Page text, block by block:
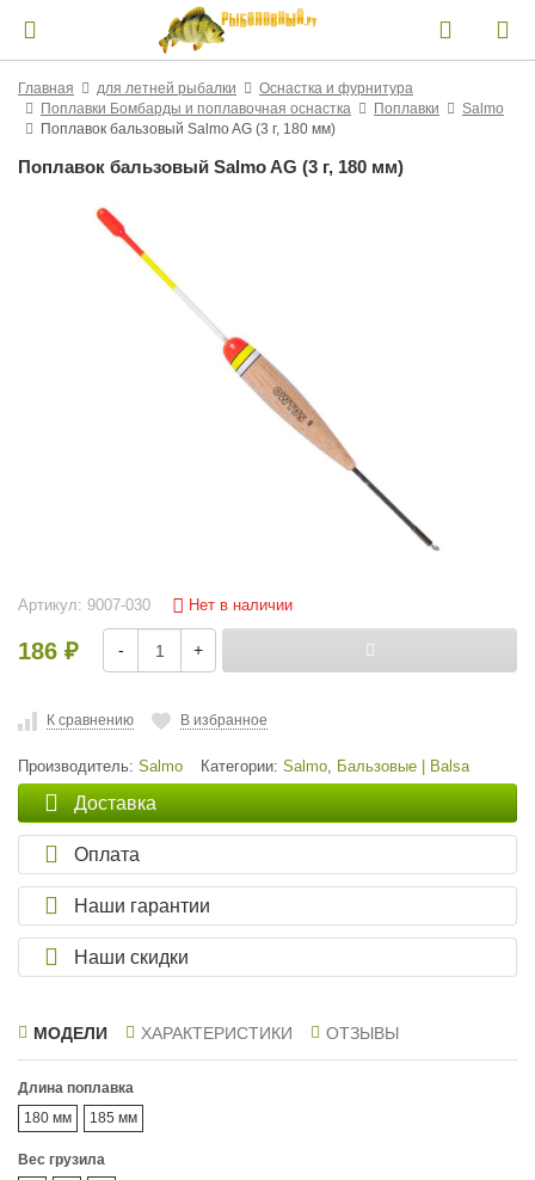
Главная для летней рыбалки
Оснастка и фурнитура
Поплавки Бомбарды и поплавочная оснастка
Поплавки
Salmo
Поплавок бальзовый Salmo AG (3 г, 180 мм)
Поплавок бальзовый Salmo AG (3 г, 180 мм)
Артикул: 9007-030 Нет в наличии
186 ₽ - +
К сравнению В избранное
Производитель: Salmo Категории: Salmo, Бальзовые | Balsa
Доставка
Оплата
Наши гарантии
Наши скидки
МОДЕЛИ ХАРАКТЕРИСТИКИ ОТЗЫВЫ
Длина поплавка
180 мм
185 мм
Вес грузила